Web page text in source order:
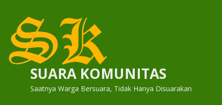
content
SUARA KOMUNITAS
Saatnya Warga Bersuara, Tidak Hanya Disuarakan